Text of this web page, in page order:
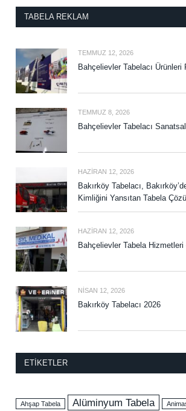
TABELA REKLAM
TEMMUZ 12, 2026
Bahçelievler Tabelacı Ürünleri
TEMMUZ 8, 2026
Bahçelievler Tabelacı
HAZIRAN 12, 2026
Bakırköy Tabelacı,
Kimliğini Yansıtan Tabela
HAZIRAN 12, 2026
Bahçelievler Tabela
NISAN 12, 2026
Bakırköy Tabelacı 2026
ETIKETLER
Ahşap Tabela Alüminyum Tabela